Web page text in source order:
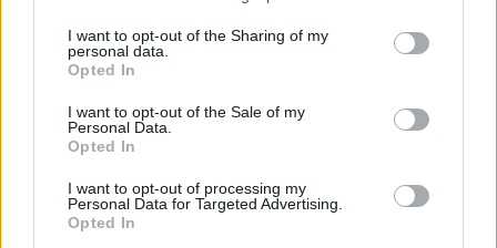
not limited to your visit or usage behaviour. You may click to
grant or deny consent to Google and its third-party tags to
use your data for below specified purposes in below Google
consent section.
I want to opt-out of the Sharing of my
personal data.
Opted In
I want to opt-out of the Sale of my
Personal Data.
Opted In
I want to opt-out of processing my
Personal Data for Targeted Advertising.
Opted In
(tample, maxilar, mandibula) cu ajutorul unui
burete in directie ascendenta. Aplica punctulete de
Restul de fond de ten ramas pe degetese poate
inmuia in apa si presa pe fata pentru a consolida